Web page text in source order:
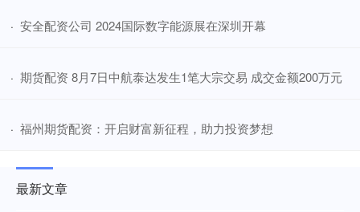
· ​安全配资公司 2024国际数字能源展在深圳开幕
· ​期货配资 8月7日中航泰达发生1笔大宗交易 成交金额200万元
· ​福州期货配资：开启财富新征程，助力投资梦想
最新文章